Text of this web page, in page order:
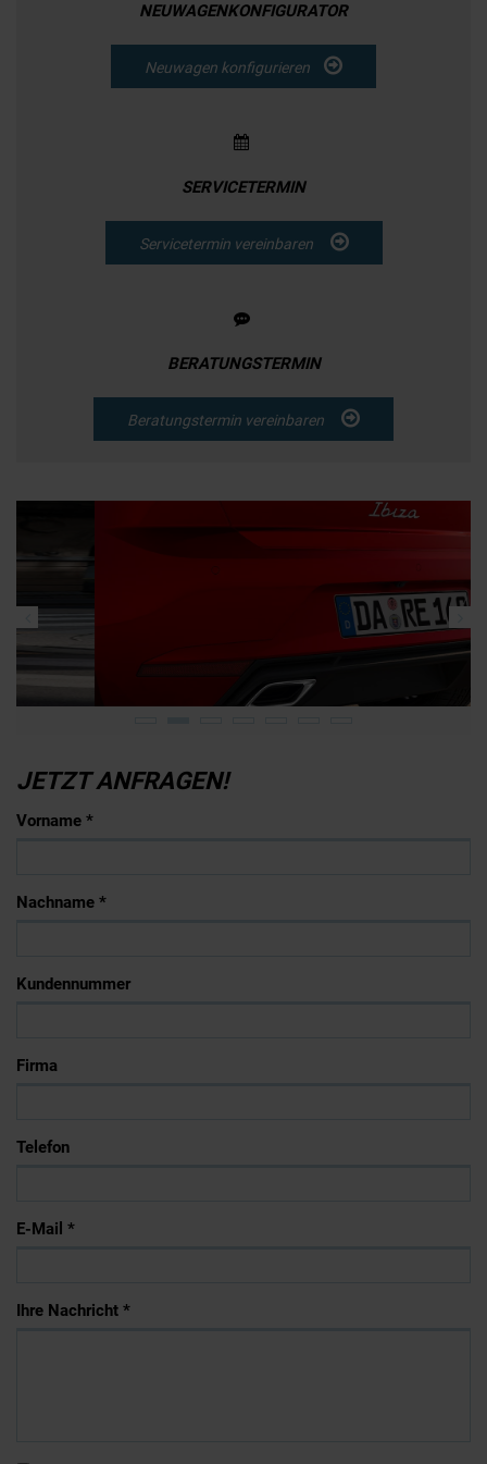
NEUWAGENKONFIGURATOR
Neuwagen konfigurieren
SERVICETERMIN
Servicetermin vereinbaren
BERATUNGSTERMIN
Beratungstermin vereinbaren
JETZT ANFRAGEN!
Vorname *
Nachname *
Kundennummer
Firma
Telefon
E-Mail *
Ihre Nachricht *